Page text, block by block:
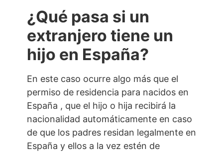
¿Qué pasa si un
extranjero tiene un
hijo en España?
En este caso ocurre algo más que el
permiso de residencia para nacidos en
España , que el hijo o hija recibirá la
nacionalidad automáticamente en caso
de que los padres residan legalmente en
España y ellos a la vez estén de